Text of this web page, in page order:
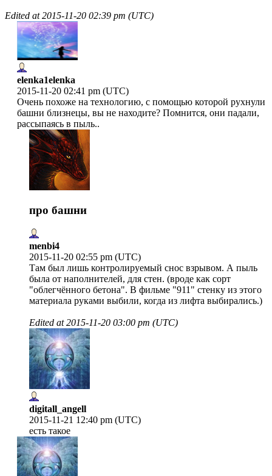
Edited at2015-11-20 02:39 pm (UTC)
elenka1elenka
2015-11-20 02:41 pm (UTC)
Очень похоже на технологию, с помощью которой рухнули
башни близнецы, вы не находите? Помнится, они падали,
рассыпаясь в пыль..
про башни
menbi4
2015-11-20 02:55 pm (UTC)
Там был лишь контролируемый снос взрывом. А пыль
была от наполнителей, для стен. (вроде как сорт
"облегчённого бетона". В фильме "911" стенку из этого
материала руками выбили, когда из лифта выбирались.)
Edited at2015-11-20 03:00 pm (UTC)
digitall_angell
2015-11-21 12:40 pm (UTC)
есть такое